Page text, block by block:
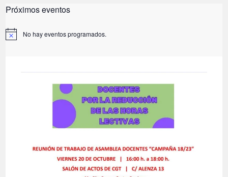
Próximos eventos
A
No hay eventos programados.